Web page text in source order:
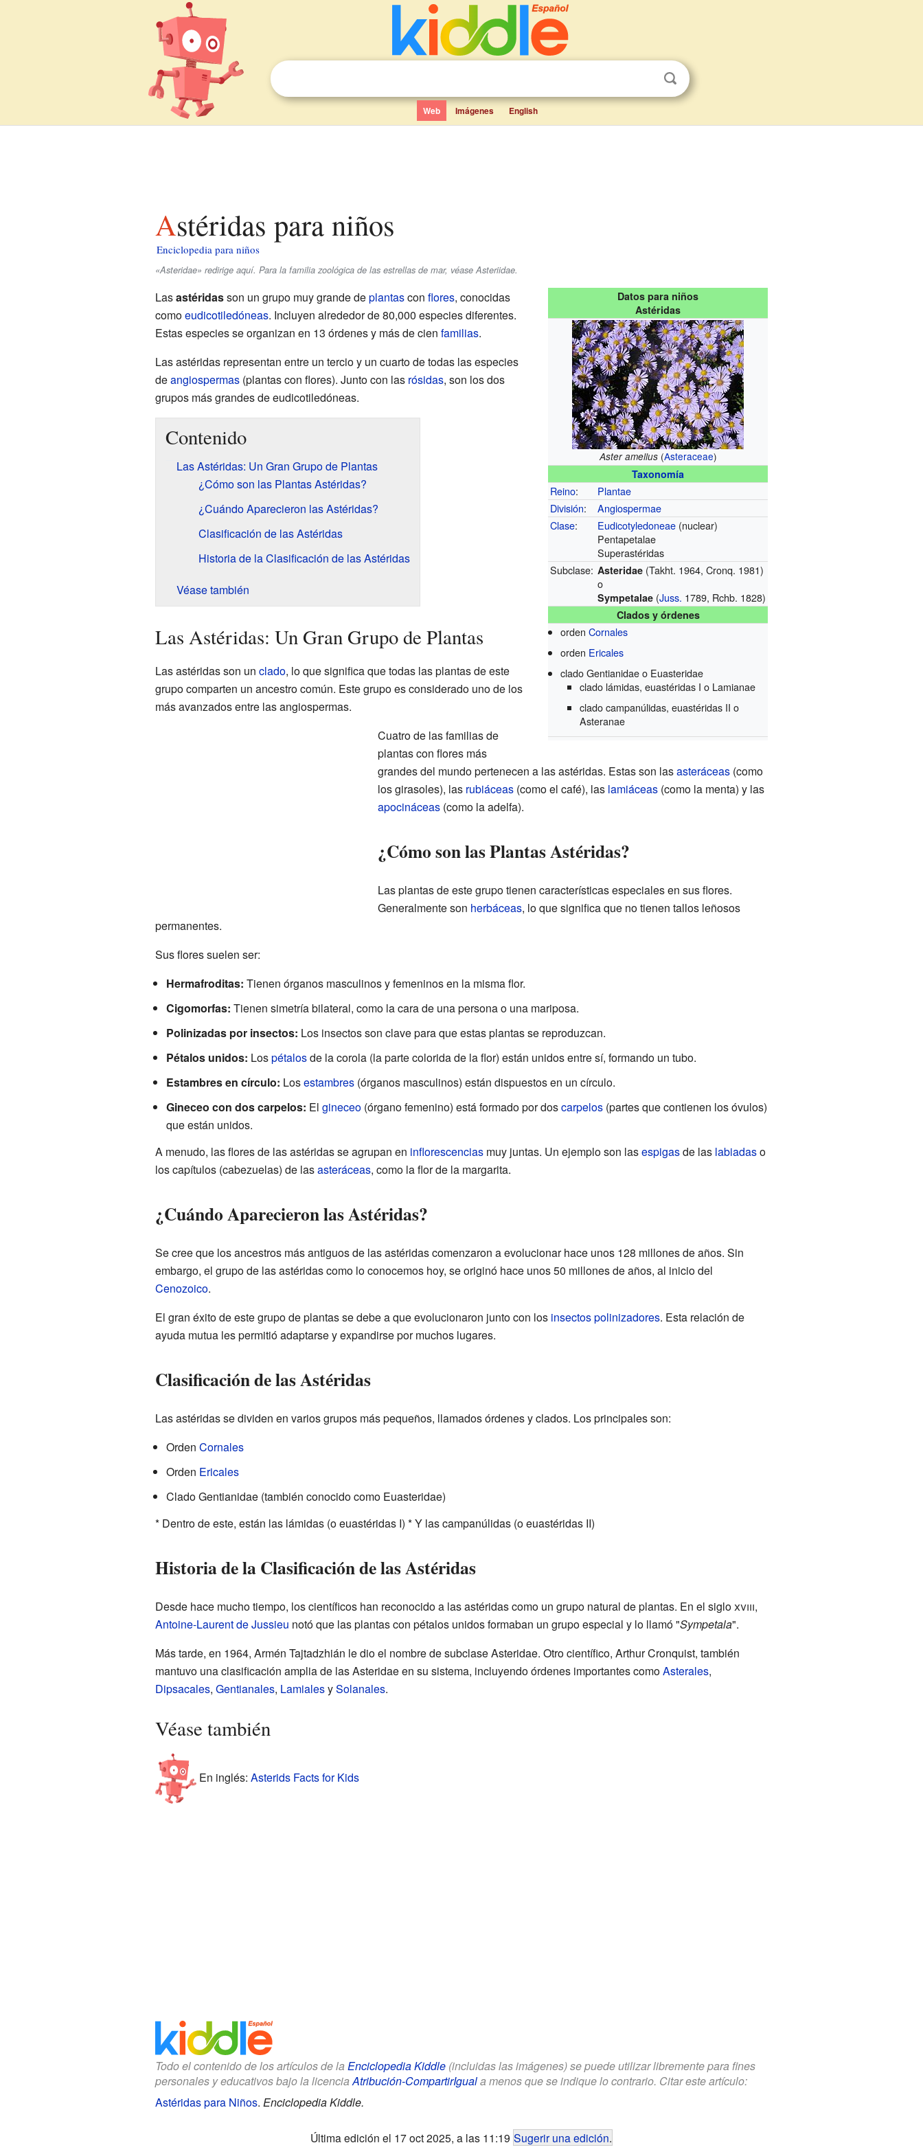
Web Imágenes English
Astéridas para niños
Enciclopedia para niños
«Asteridae» redirige aquí. Para la familia zoológica de las estrellas de mar, véase Asteriidae.
Datos para niños
Astéridas
Aster amellus(Asteraceae)
Taxonomía
Reino:
Plantae
División:
Angiospermae
Clase: Eudicotyledoneae (nuclear)
Pentapetalae
Superastéridas
Subclase: Asteridae (Takht. 1964, Cronq. 1981)
o
Sympetalae (Juss. 1789, Rchb. 1828)
Clados y órdenes
orden Cornales
orden Ericales
clado Gentianidae o Euasteridae
clado lámidas, euastéridas I o Lamianae
clado campanúlidas, euastéridas II o
Asteranae
Lasastéridasson un grupo muy grande deplantascon flores, conocidas
comoeudicotiledóneas. Incluyen alrededor de 80,000 especies diferentes.
Estas especies se organizan en 13 órdenes y más de cien familias.
Las astéridas representan entre un tercio y un cuarto de todas las especies
deangiospermas(plantas con flores). Junto con las rósidas, son los dos
grupos más grandes de eudicotiledóneas.
Contenido
Las Astéridas: Un Gran Grupo de Plantas
¿Cómo son las Plantas Astéridas?
¿Cuándo Aparecieron las Astéridas?
Clasificación de las Astéridas
Historia de la Clasificación de las Astéridas
Véase también
Las Astéridas: Un Gran Grupo de Plantas
Las astéridas son un clado, lo que significa que todas las plantas de este
grupo comparten un ancestro común. Este grupo es considerado uno de los
más avanzados entre las angiospermas.
Cuatro de las familias de
plantas con flores más
grandes del mundo pertenecen a las astéridas. Estas son lasasteráceas(como
los girasoles), las rubiáceas(como el café), las lamiáceas(como la menta) y las
apocináceas(como la adelfa).
¿Cómo son las Plantas Astéridas?
Las plantas de este grupo tienen características especiales en sus flores.
Generalmente son herbáceas, lo que significa que no tienen tallos leñosos
permanentes.
Sus flores suelen ser:
Hermafroditas: Tienen órganos masculinos y femeninos en la misma flor.
Cigomorfas: Tienen simetría bilateral, como la cara de una persona o una mariposa.
Polinizadas por insectos: Los insectos son clave para que estas plantas se reproduzcan.
Pétalos unidos: Lospétalosde la corola (la parte colorida de la flor) están unidos entre sí, formando un tubo.
Estambres en círculo: Losestambres(órganos masculinos) están dispuestos en un círculo.
Gineceo con dos carpelos: El gineceo(órgano femenino) está formado por doscarpelos(partes que contienen los óvulos)
que están unidos.
A menudo, las flores de las astéridas se agrupan en inflorescenciasmuy juntas. Un ejemplo son lasespigasde las labiadaso
los capítulos (cabezuelas) de lasasteráceas, como la flor de la margarita.
¿Cuándo Aparecieron las Astéridas?
Se cree que los ancestros más antiguos de las astéridas comenzaron a evolucionar hace unos 128 millones de años. Sin
embargo, el grupo de las astéridas como lo conocemos hoy, se originó hace unos 50 millones de años, al inicio del
Cenozoico.
El gran éxito de este grupo de plantas se debe a que evolucionaron junto con los insectos polinizadores. Esta relación de
ayuda mutua les permitió adaptarse y expandirse por muchos lugares.
Clasificación de las Astéridas
Las astéridas se dividen en varios grupos más pequeños, llamados órdenes y clados. Los principales son:
Orden Cornales
Orden Ericales
Clado Gentianidae (también conocido como Euasteridae)
* Dentro de este, están las lámidas (o euastéridas I) * Y las campanúlidas (o euastéridas II)
Historia de la Clasificación de las Astéridas
Desde hace mucho tiempo, los científicos han reconocido a las astéridas como un grupo natural de plantas. En el sigloxviii,
Antoine-Laurent de Jussieu notó que las plantas con pétalos unidos formaban un grupo especial y lo llamó "Sympetala".
Más tarde, en 1964, Armén Tajtadzhián le dio el nombre de subclase Asteridae. Otro científico, Arthur Cronquist, también
mantuvo una clasificación amplia de las Asteridae en su sistema, incluyendo órdenes importantes comoAsterales,
Dipsacales, Gentianales, LamialesySolanales.
Véase también
En inglés: Asterids Facts for Kids
Todo el contenido de los artículos de la Enciclopedia Kiddle(incluidas las imágenes) se puede utilizar libremente para fines
personales y educativos bajo la licenciaAtribución-CompartirIguala menos que se indique lo contrario. Citar este artículo:
Astéridas para Niños. Enciclopedia Kiddle.
Última edición el 17 oct 2025, a las 11:19 Sugerir una edición.